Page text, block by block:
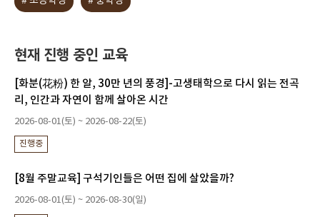
현재 진행 중인 교육
[화분(花粉) 한 알, 30만 년의 풍경]-고생태학으로 다시 읽는 전곡
리, 인간과 자연이 함께 살아온 시간
2026-08-01(토) ~ 2026-08-22(토)
진행중
[8월 주말교육] 구석기인들은 어떤 집에 살았을까?
2026-08-01(토) ~ 2026-08-30(일)